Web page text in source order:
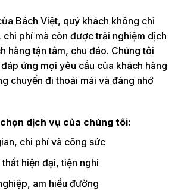
Bách Việt, quý khách không chỉ
phí mà còn được trải nghiệm dịch
hàng tận tâm, chu đáo. Chúng tôi
ứng mọi yêu cầu của khách hàng
chuyến đi thoải mái và đáng nhớ
dịch vụ của chúng tôi:
chi phí và công sức
hiện đại, tiện nghi
am hiểu đường